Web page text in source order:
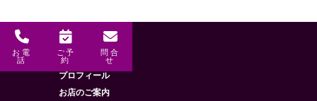
お電
話
ご予
約
問合
せ
メニュー
HOME
プロフィール
お店のご案内